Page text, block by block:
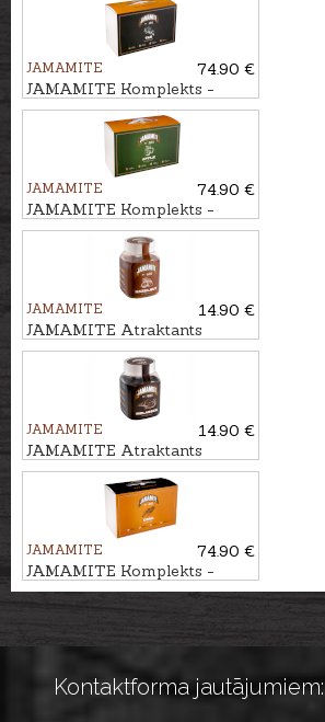
JAMAMITE
74.90 €
JAMAMITE Komplekts -
darva ziemai TAR, 6gb.
JAMAMITE
74.90 €
JAMAMITE Komplekts -
atraktants ĀBOLS, 6gb
JAMAMITE
14.90 €
JAMAMITE Atraktants
LAZDU RIEKSTI, 450ml
JAMAMITE
14.90 €
JAMAMITE Atraktants
MELASE, 450ml
JAMAMITE
74.90 €
JAMAMITE Komplekts -
atraktants KUKURŪZA, 6gb
Kontaktforma jautājumiem: